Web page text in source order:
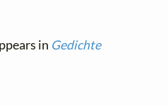
in Gedichte